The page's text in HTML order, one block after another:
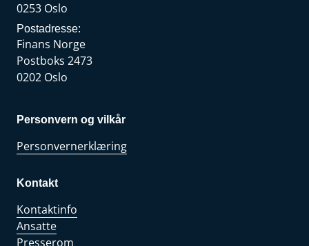
0253 Oslo
Postadresse:
Finans Norge
Postboks 2473
0202 Oslo
Personvern og vilkår
Personvernerklæring
Kontakt
Kontaktinfo
Ansatte
Presserom